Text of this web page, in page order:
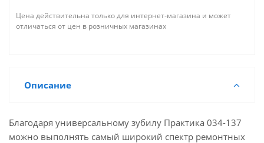
Цена действительна только для интернет-магазина и может
отличаться от цен в розничных магазинах
Описание
Благодаря универсальному зубилу Практика 034-137
можно выполнять самый широкий спектр ремонтных